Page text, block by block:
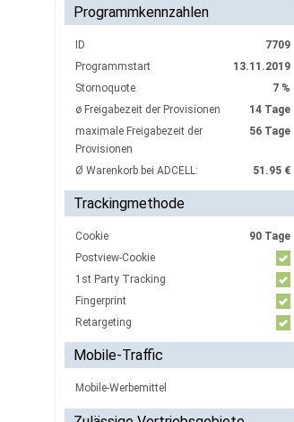
Programmkennzahlen
ID
7709
Programmstart
13.11.2019
Stornoquote
7 %
ø Freigabezeit der Provisionen
14 Tage
maximale Freigabezeit der
Provisionen
56 Tage
Ø Warenkorb bei ADCELL: 51.95 €
Trackingmethode
Cookie
90 Tage
Postview-Cookie
1st Party Tracking
Fingerprint
Retargeting
Mobile-Traffic
Mobile-Werbemittel